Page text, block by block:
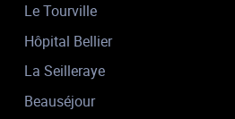
Le Tourville
Hôpital Bellier
La Seilleraye
Beauséjour